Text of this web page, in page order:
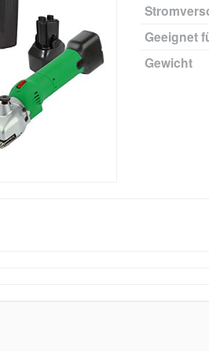
Geeignet
Gewicht